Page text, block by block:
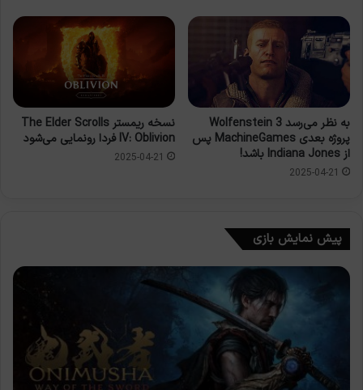
به نظر می‌رسد Wolfenstein 3
پروژه بعدی MachineGames پس
از Indiana Jones باشد!
2025-04-21
نسخه ریمستر The Elder Scrolls
IV: Oblivion فردا رونمایی می‌شود
2025-04-21
پیش نمایش بازی